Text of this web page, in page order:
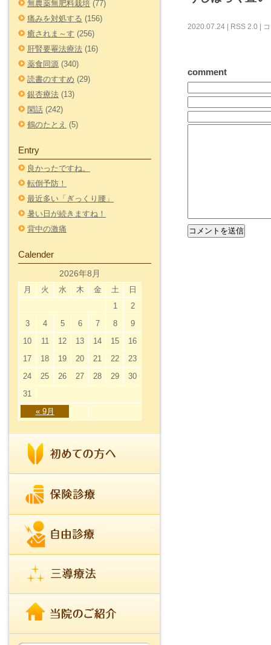
無農薬無肥料栽培 (77)
痛みを対処する (156)
癒されま～す (256)
肝腎要罨法療法 (16)
薬食同源 (340)
読書のすすめ (29)
銀杏療法 (13)
閑話 (242)
鶴のたとえ (5)
Entry
良かったですね。
転倒予防！
最近多い「ぎっくり腰」
暑い日が続きますね！
背中の激痛
Calender
2026年8月
月 火 水 木 金 土 日
« 9月
1
2
3
4 5 6 7 8
9
10
11 12 13 14 15
16
17
18 19 20 21 22
23
24
25 26 27 28 29
30
31
2020.07.24 | RSS 2.0
comment